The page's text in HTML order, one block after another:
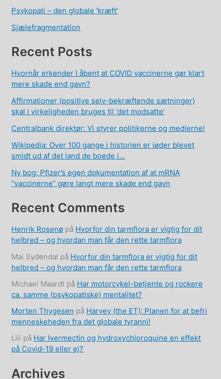
Psykopati – den globale 'kræft'
Sjælefragmentation
Recent Posts
Hvornår erkender I åbent at COVID vaccinerne gør klart
mere skade end gavn?
Affirmationer (positive selv-bekræftende sætninger)
skal i virkeligheden bruges til ‘det modsatte’
Centralbank direktør: Vi styrer politikerne og medierne!
Wikipedia: Over 100 gange i historien er jøder blevet
smidt ud af det land de boede i…
Ny bog: Pfizer’s egen dokumentation af at mRNA
“vaccinerne” gøre langt mere skade end gavn
Recent Comments
Henrik Rosenø på Hvorfor din tarmflora er vigtig for dit
helbred – og hvordan man får den rette tarmflora
Mai Sydendal på Hvorfor din tarmflora er vigtig for dit
helbred – og hvordan man får den rette tarmflora
Michael Maardt på Har motorcykel-betjente og rockere
ca. samme (psykopatiske) mentalitet?
Morten Thygesen på Harvey (the ET): Planen for at befri
menneskeheden fra det globale tyranni!
Lili på Har Ivermectin og hydroxychloroquine en effekt
på Covid-19 eller ej?
Archives